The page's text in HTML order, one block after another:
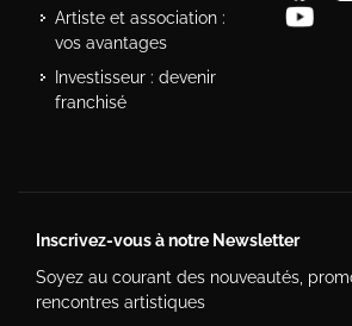
Artiste et association :
vos avantages
Investisseur : devenir
franchisé
Inscrivez-vous à notre Newsletter
Soyez au courant des nouveautés,
rencontres artistiques